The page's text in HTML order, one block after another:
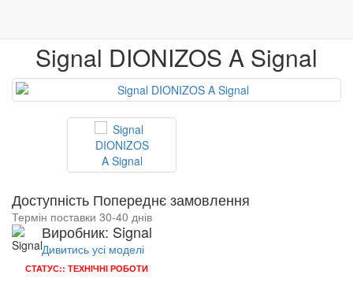
Signal DIONIZOS A Signal
Доступність Попереднє замовлення
Термін поставки 30-40 днів
Виробник: Signal
Дивитись усі моделі
СТАТУС:: ТЕХНІЧНІ РОБОТИ